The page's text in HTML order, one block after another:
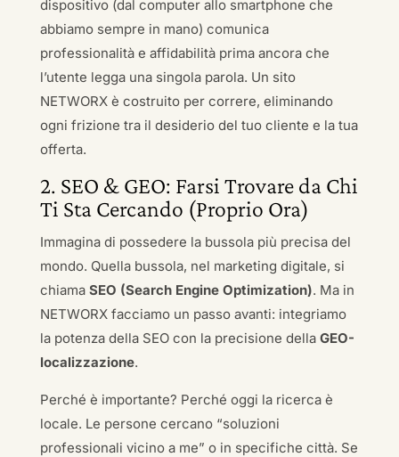
dispositivo (dal computer allo smartphone che
abbiamo sempre in mano) comunica
professionalità e affidabilità prima ancora che
l’utente legga una singola parola. Un sito
NETWORX è costruito per correre, eliminando
ogni frizione tra il desiderio del tuo cliente e la tua
offerta.
2. SEO & GEO: Farsi Trovare da Chi
Ti Sta Cercando (Proprio Ora)
Immagina di possedere la bussola più precisa del
mondo. Quella bussola, nel marketing digitale, si
chiama SEO (Search Engine Optimization). Ma in
NETWORX facciamo un passo avanti: integriamo
la potenza della SEO con la precisione della GEO-
localizzazione.
Perché è importante? Perché oggi la ricerca è
locale. Le persone cercano “soluzioni
professionali vicino a me” o in specifiche città. Se